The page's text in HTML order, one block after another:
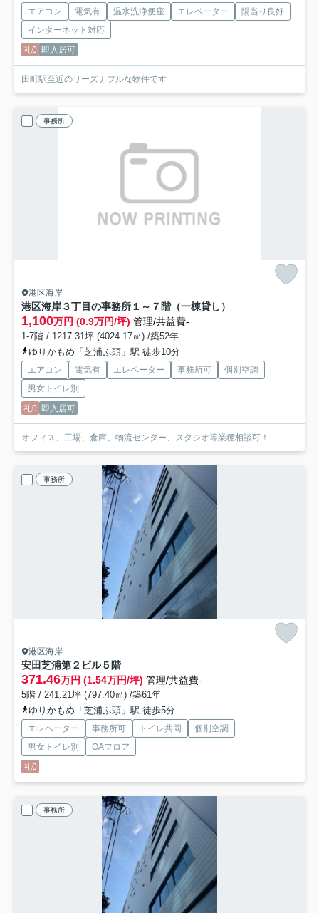
エアコン 電気有 温水洗浄便座 エレベーター
陽当り良好
インターネット対応
礼0 即入居可
田町駅至近のリーズナブルな物件です
事務所
港区海岸
港区海岸３丁目の事務所１～７階（一棟貸し）
1,100万円 (0.9万円/坪) 管理/共益費-
1-7階 / 1217.31坪 (4024.17㎡) /築52年
ゆりかもめ「芝浦ふ頭」駅 徒歩10分
エアコン 電気有 エレベーター 事務所可
個別空調
男女トイレ別
礼0 即入居可
オフィス、工場、倉庫、物流センター、スタジオ等業種相談可！
事務所
港区海岸
安田芝浦第２ビル５階
371.46万円 (1.54万円/坪) 管理/共益費-
5階 / 241.21坪 (797.40㎡) /築61年
ゆりかもめ「芝浦ふ頭」駅 徒歩5分
エレベーター 事務所可 トイレ共同
個別空調
男女トイレ別
OAフロア
礼0
事務所